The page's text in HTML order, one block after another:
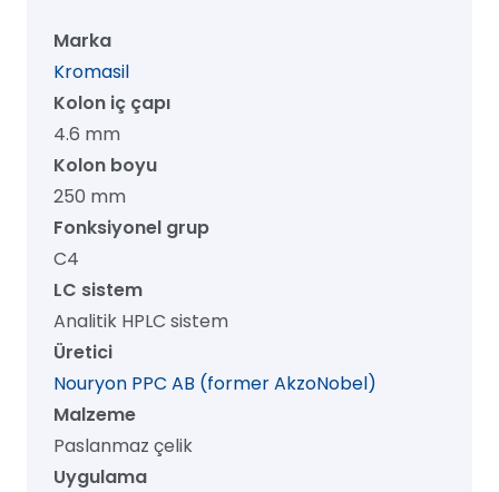
Kolon,
300
µm,
mm
250
mm,
1/pk
adet
Marka
Kromasil
Kolon iç çapı
4.6 mm
Kolon boyu
250 mm
Fonksiyonel grup
C4
LC sistem
Analitik HPLC sistem
Üretici
Nouryon PPC AB (former AkzoNobel)
Malzeme
Paslanmaz çelik
Uygulama